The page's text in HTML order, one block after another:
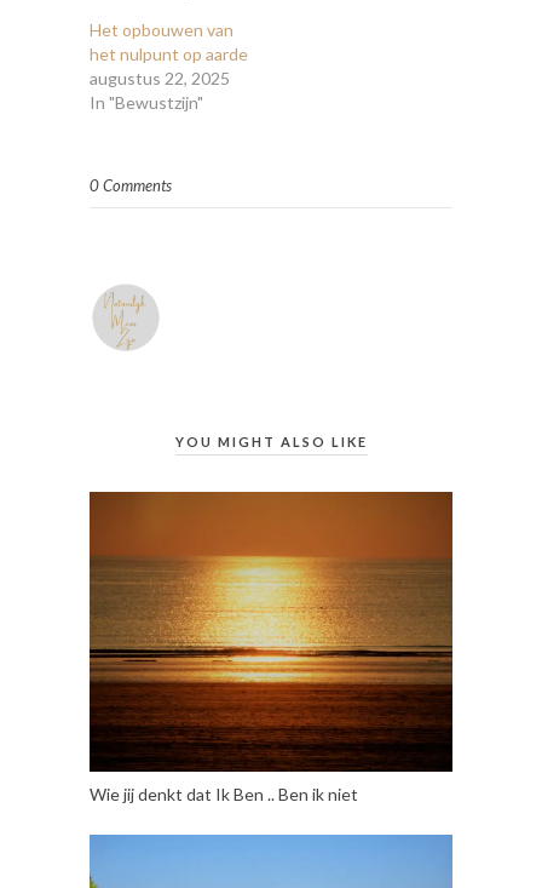
Het opbouwen van
het nulpunt op aarde
augustus 22, 2025
In "Bewustzijn"
0 Comments
YOU MIGHT ALSO LIKE
Wie jij denkt dat Ik Ben .. Ben ik niet